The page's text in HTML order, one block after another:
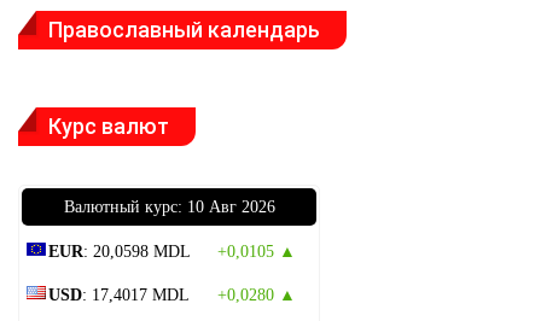
Православный календарь
Курс валют
Bалютный курс: 10 Авг 2026
EUR: 20,0598 MDL +0,0105 ▲
USD: 17,4017 MDL +0,0280 ▲